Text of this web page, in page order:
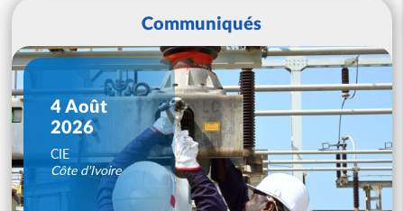
Communiqués
4 Août
2026
CIE
Côte d'Ivoire